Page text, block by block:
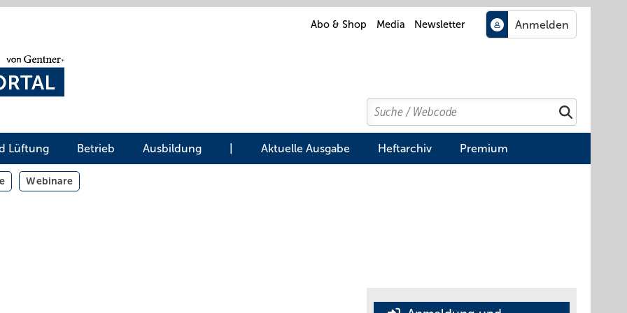
Abo & Shop Media Newsletter
Search
Suchen
Lüftung Betrieb Ausbildung Aktuelle Ausgabe Heftarchiv Premium
Webinare